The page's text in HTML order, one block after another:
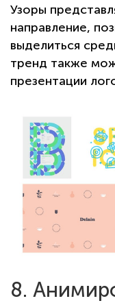
Узоры
направление,
выделиться
тренд также
презентации
8.